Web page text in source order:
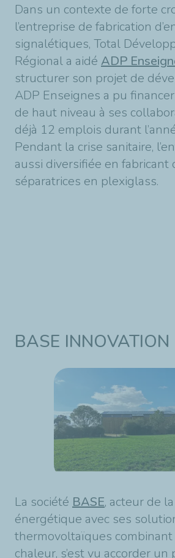
Dans un contexte de forte
l’entreprise de fabrication
signalétiques, Total
Régional a aidé ADP
structurer son projet de
ADP Enseignes a pu
de haut niveau à ses
déjà 12 emplois durant
Pendant la crise sanitaire,
aussi diversifiée en fabricant
séparatrices en plexiglass.
BASE INNOVATION
La société BASE, acteur de
énergétique avec ses
thermovoltaïques
chaleur, s’est vu accorder